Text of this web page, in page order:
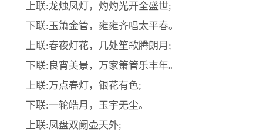
上联:龙烛凤灯，灼灼光开全盛世;
下联:玉箫金管，雍雍齐唱太平春。
上联:春夜灯花，几处笙歌腾朗月;
下联:良宵美景，万家箫管乐丰年。
上联:万点春灯，银花有色;
下联:一轮皓月，玉宇无尘。
上联:凤盘双阙壶天外;